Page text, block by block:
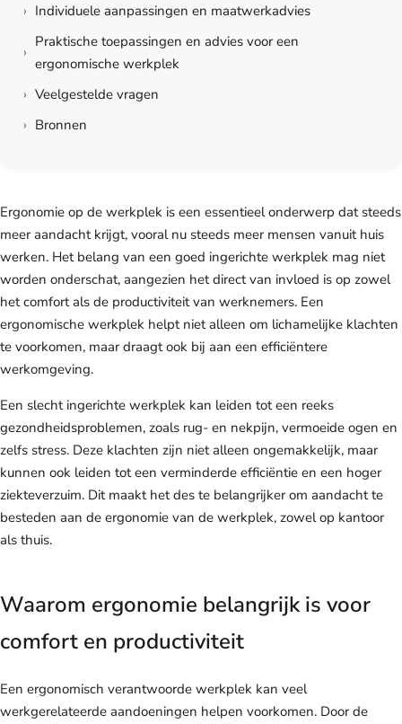
› Individuele aanpassingen en maatwerkadvies
›
Praktische toepassingen en advies voor een
ergonomische werkplek
› Veelgestelde vragen
› Bronnen
Ergonomie op de werkplek is een essentieel onderwerp dat steeds
meer aandacht krijgt, vooral nu steeds meer mensen vanuit huis
werken. Het belang van een goed ingerichte werkplek mag niet
worden onderschat, aangezien het direct van invloed is op zowel
het comfort als de productiviteit van werknemers. Een
ergonomische werkplek helpt niet alleen om lichamelijke klachten
te voorkomen, maar draagt ook bij aan een efficiëntere
werkomgeving.
Een slecht ingerichte werkplek kan leiden tot een reeks
gezondheidsproblemen, zoals rug- en nekpijn, vermoeide ogen en
zelfs stress. Deze klachten zijn niet alleen ongemakkelijk, maar
kunnen ook leiden tot een verminderde efficiëntie en een hoger
ziekteverzuim. Dit maakt het des te belangrijker om aandacht te
besteden aan de ergonomie van de werkplek, zowel op kantoor
als thuis.
Waarom ergonomie belangrijk is voor
comfort en productiviteit
Een ergonomisch verantwoorde werkplek kan veel
werkgerelateerde aandoeningen helpen voorkomen. Door de